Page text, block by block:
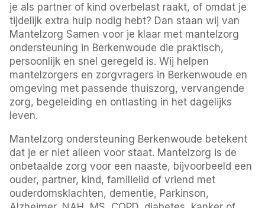
je als partner of kind overbelast raakt, of omdat je
tijdelijk extra hulp nodig hebt? Dan staan wij van
Mantelzorg Samen voor je klaar met mantelzorg
ondersteuning in Berkenwoude die praktisch,
persoonlijk en snel geregeld is. Wij helpen
mantelzorgers en zorgvragers in Berkenwoude en
omgeving met passende thuiszorg, vervangende
zorg, begeleiding en ontlasting in het dagelijks
leven.
Mantelzorg ondersteuning Berkenwoude betekent
dat je er niet alleen voor staat. Mantelzorg is de
onbetaalde zorg voor een naaste, bijvoorbeeld een
ouder, partner, kind, familielid of vriend met
ouderdomsklachten, dementie, Parkinson,